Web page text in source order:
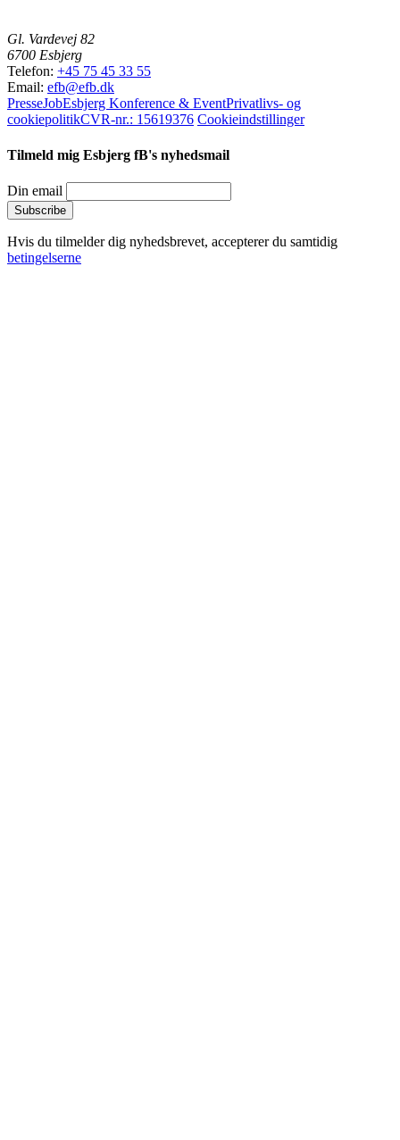
Gl. Vardevej 82
6700 Esbjerg
Telefon: +45 75 45 33 55
Email: efb@efb.dk
PresseJobEsbjerg Konference & EventPrivatlivs- og
cookiepolitikCVR-nr.: 15619376 Cookieindstillinger
Tilmeld mig Esbjerg fB's nyhedsmail
Din email
Hvis du tilmelder dig nyhedsbrevet, accepterer du samtidig
betingelserne